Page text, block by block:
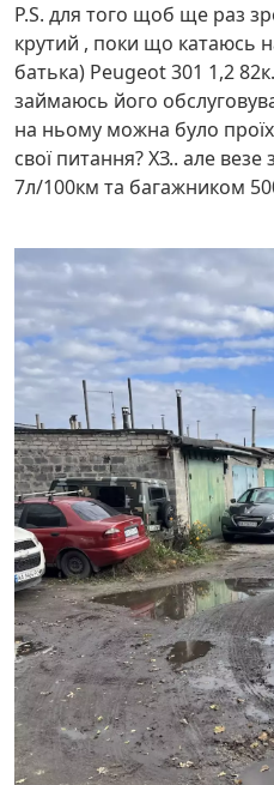
P.S. для того щоб ще раз
крутий , поки що катаюсь
батька) Peugeot 301 1,2
займаюсь його
на ньому можна було
свої питання? ХЗ.. але
7л/100км та багажником